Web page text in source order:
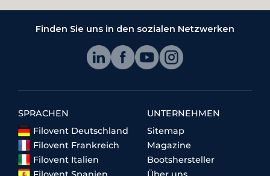
Finden Sie uns in den sozialen Netzwerken
SPRACHEN
Filovent Deutschland
Filovent Frankreich
Filovent Italien
UNTERNEHMEN
Sitemap
Magazine
Bootshersteller